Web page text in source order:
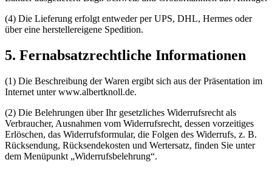
(4) Die Lieferung erfolgt entweder per UPS, DHL, Hermes oder
über eine herstellereigene Spedition.
5. Fernabsatzrechtliche Informationen
(1) Die Beschreibung der Waren ergibt sich aus der Präsentation im
Internet unter www.albertknoll.de.
(2) Die Belehrungen über Ihr gesetzliches Widerrufsrecht als
Verbraucher, Ausnahmen vom Widerrufsrecht, dessen vorzeitiges
Erlöschen, das Widerrufsformular, die Folgen des Widerrufs, z. B.
Rücksendung, Rücksendekosten und Wertersatz, finden Sie unter
dem Menüpunkt „Widerrufsbelehrung“.